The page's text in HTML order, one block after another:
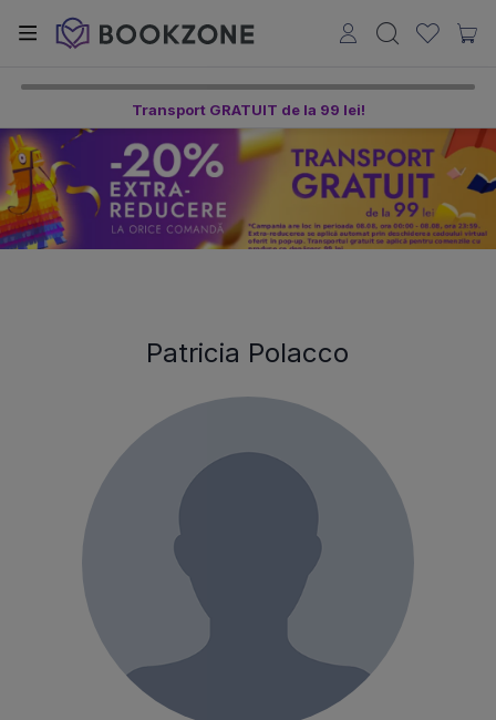
Transport GRATUIT de la 99 lei!
Patricia Polacco